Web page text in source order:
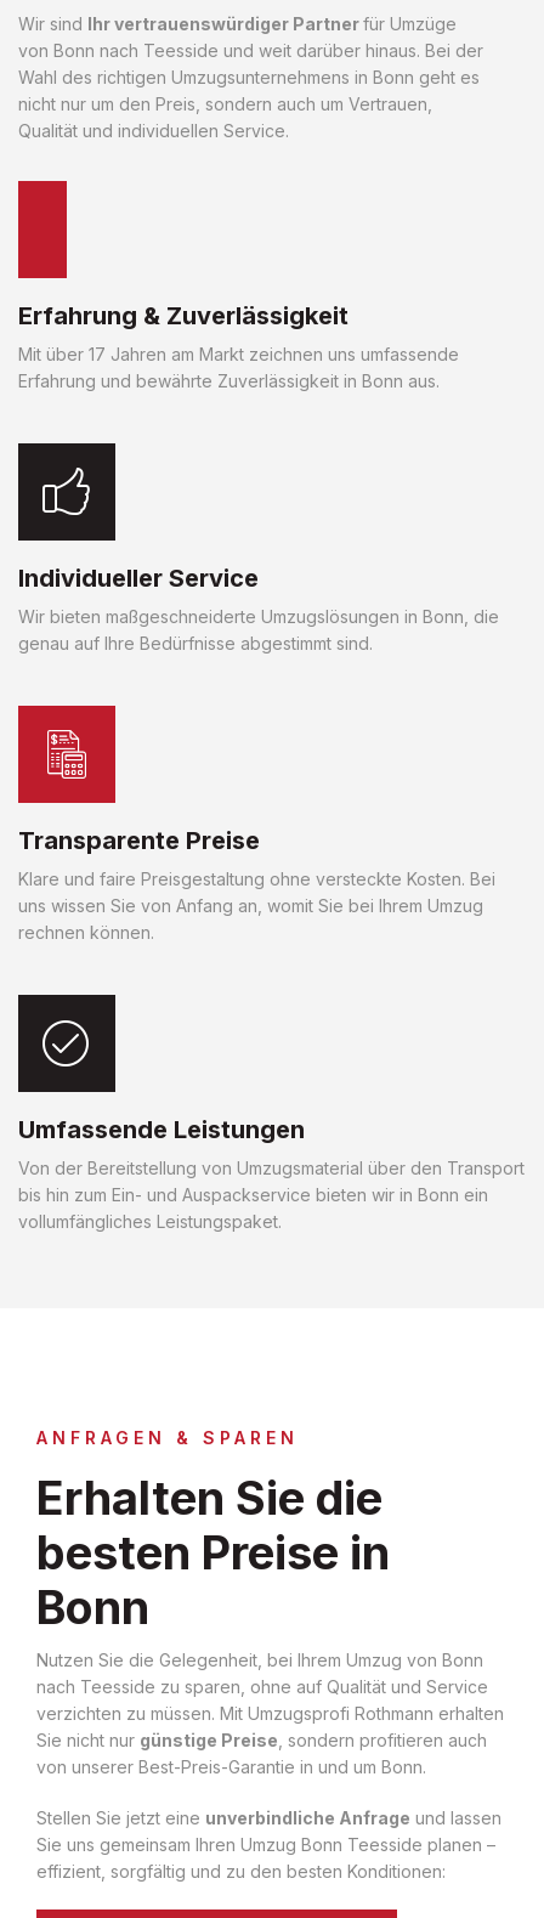
Wir sind Ihr vertrauenswürdiger Partnerfür Umzüge
von Bonn nach Teesside und weit darüber hinaus. Bei der
Wahl des richtigen Umzugsunternehmens in Bonn geht es
nicht nur um den Preis, sondern auch um Vertrauen,
Qualität und individuellen Service.
Erfahrung & Zuverlässigkeit
Mit über 17 Jahren am Markt zeichnen uns umfassende
Erfahrung und bewährte Zuverlässigkeit in Bonn aus.
Individueller Service
Wir bieten maßgeschneiderte Umzugslösungen in Bonn, die
genau auf Ihre Bedürfnisse abgestimmt sind.
Transparente Preise
Klare und faire Preisgestaltung ohne versteckte Kosten. Bei
uns wissen Sie von Anfang an, womit Sie bei Ihrem Umzug
rechnen können.
Umfassende Leistungen
Von der Bereitstellung von Umzugsmaterial über den Transport
bis hin zum Ein- und Auspackservice bieten wir in Bonn ein
vollumfängliches Leistungspaket.
ANFRAGEN & SPAREN
Erhalten Sie die
besten Preise in
Bonn
Nutzen Sie die Gelegenheit, bei Ihrem Umzug von Bonn
nach Teesside zu sparen, ohne auf Qualität und Service
verzichten zu müssen. Mit Umzugsprofi Rothmann erhalten
Sie nicht nur günstige Preise , sondern profitieren auch
von unserer Best-Preis-Garantie in und um Bonn.
Stellen Sie jetzt eine unverbindliche Anfrage und lassen
Sie uns gemeinsam Ihren Umzug Bonn Teesside planen –
effizient, sorgfältig und zu den besten Konditionen: